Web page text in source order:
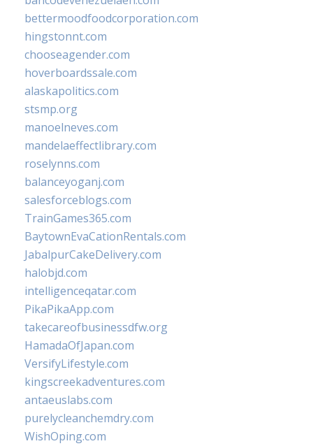
bettermoodfoodcorporation.com
hingstonnt.com
chooseagender.com
hoverboardssale.com
alaskapolitics.com
stsmp.org
manoelneves.com
mandelaeffectlibrary.com
roselynns.com
balanceyoganj.com
salesforceblogs.com
TrainGames365.com
BaytownEvaCationRentals.com
JabalpurCakeDelivery.com
halobjd.com
intelligenceqatar.com
PikaPikaApp.com
takecareofbusinessdfw.org
HamadaOfJapan.com
VersifyLifestyle.com
kingscreekadventures.com
antaeuslabs.com
purelycleanchemdry.com
WishOping.com